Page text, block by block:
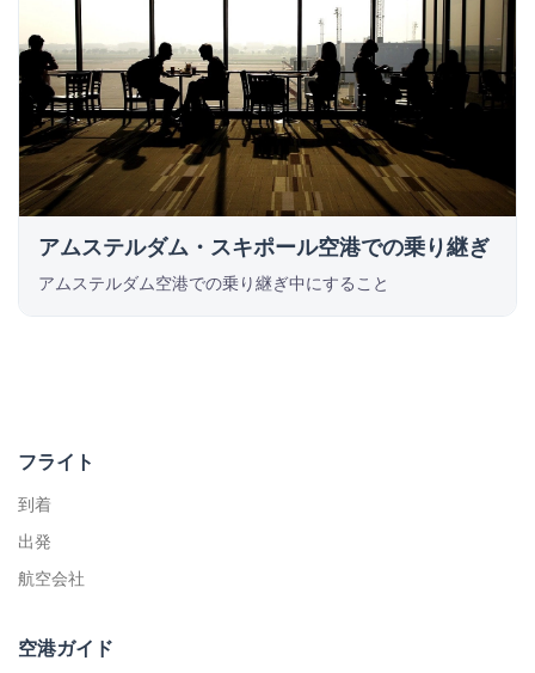
アムステルダム・スキポール空港での乗り継ぎ
アムステルダム空港での乗り継ぎ中にすること
フライト
到着
出発
航空会社
空港ガイド